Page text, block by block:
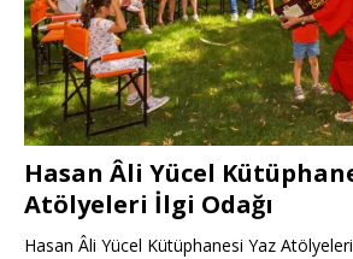
Hasan Âli Yücel
Atölyeleri İlgi Odağı
Hasan Âli Yücel Kütüphanesi Yaz